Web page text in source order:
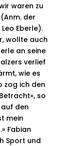
waren zu
der
Eberle).
wollte auch
an seine
verlief
wie es
zog ich den
tracht», so
auf den
mein
Fabian
Sport und